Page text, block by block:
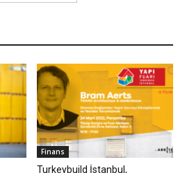
Finans
Turkeybuild İstanbul,